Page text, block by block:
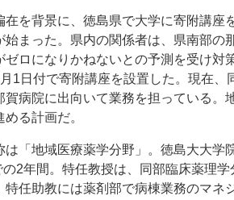
を背景に、徳島県で大学に寄附講座
始まった。県内の関係者は、県南部の
ゼロになりかねないとの予測を受け対
1日付で寄附講座を設置した。現在、
賀病院に出向いて業務を担っている。
る計画だ。
「地域医療薬学分野」。徳島大大学
2年間。特任教授は、同部臨床薬理
特任助教には薬剤部で病棟業務のマネ